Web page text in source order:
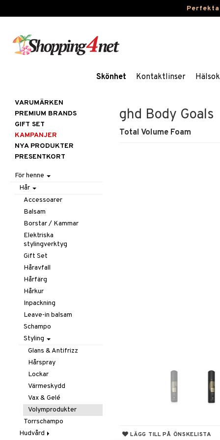
Skönhet Kontaktlinser
ghd Body Goals
Total Volume Foam
LÄGG TILL PÅ ÖNSKELISTA
VARUMÄRKEN
PREMIUM BRANDS
GIFT SET
KAMPANJER
NYA PRODUKTER
PRESENTKORT
För henne
Hår
Accessoarer
Balsam
Borstar / Kammar
Elektriska
stylingverktyg
Gift Set
Håravfall
Hårfärg
Hårkur
Inpackning
Leave-in balsam
Schampo
Styling
Glans & Antifrizz
Hårspray
Lockar
Värmeskydd
Vax & Gelé
Volymprodukter
Torrschampo
Hudvård